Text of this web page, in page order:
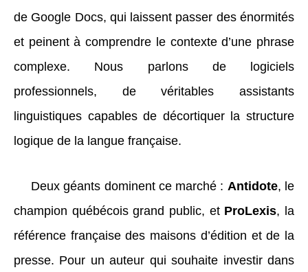
de Google Docs, qui laissent passer des énormités
et peinent à comprendre le contexte d’une phrase
complexe. Nous parlons de logiciels
professionnels, de véritables assistants
linguistiques capables de décortiquer la structure
logique de la langue française.
Deux géants dominent ce marché : Antidote, le
champion québécois grand public, et ProLexis, la
référence française des maisons d’édition et de la
presse. Pour un auteur qui souhaite investir dans